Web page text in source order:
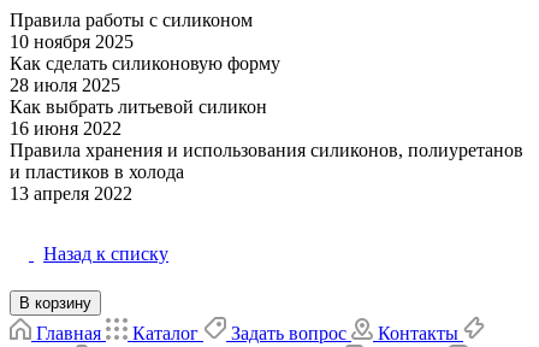
Материалы
Правила работы с силиконом
10 ноября 2025
Матрица и форма
Как сделать силиконовую форму
28 июля 2025
Матрица и форма
Как выбрать литьевой силикон
16 июня 2022
Материалы
Правила хранения и использования силиконов, полиуретанов
и пластиков в холода
13 апреля 2022
Назад к списку
В корзину
Главная Каталог Задать вопрос
Контакты